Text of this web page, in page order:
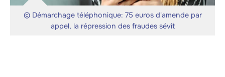
© Démarchage téléphonique: 75 euros d'amende par
appel, la répression des fraudes sévit